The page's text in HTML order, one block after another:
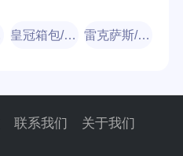
皇冠箱包/Crown 雷克萨斯/LXLEXUS
联系我们 关于我们